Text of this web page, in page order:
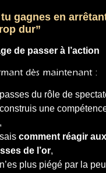
gagnes en
dur”
de passer à l’action
dès maintenant :
du rôle de
une
,
comment réagir
de l’or,
plus piégé par la